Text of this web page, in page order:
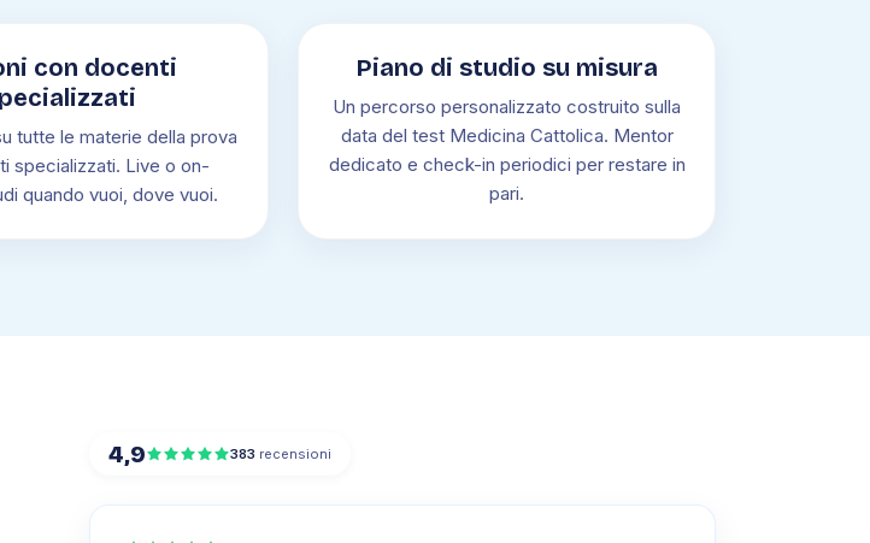
con docenti
tutte le materie della prova
specializzati. Live o on-
quando vuoi, dove vuoi.
Piano di studio su misura
Un percorso personalizzato costruito sulla
data del test Medicina Cattolica. Mentor
dedicato e check-in periodici per restare in
pari.
4,9 383 recensioni